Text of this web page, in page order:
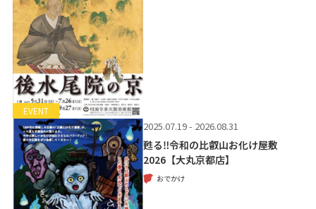
EVENT
2025.07.19 - 2026.08.31
甦る‼令和の比叡山お化け屋敷
2026【大丸京都店】
おでかけ